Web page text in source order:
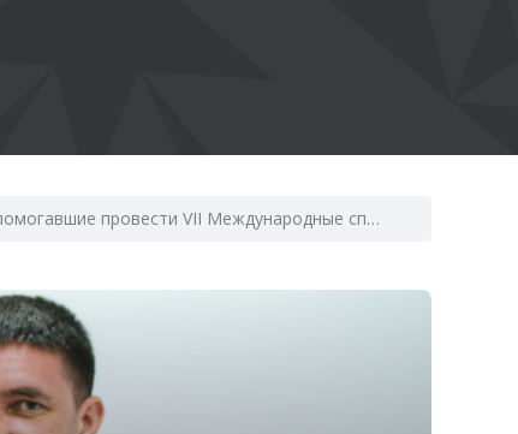
Сотрудники АНО «Дирекция спортивных и социальных проектов», помогавшие провести VII Международные спортивные игры «Дети Азии», вернулись в Казань